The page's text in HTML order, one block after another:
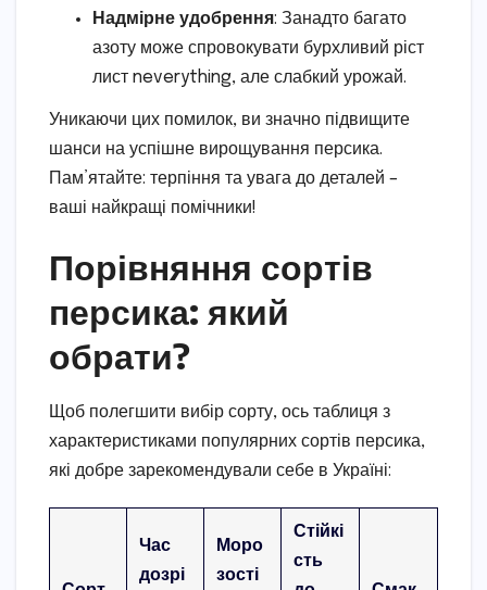
Надмірне удобрення: Занадто багато
азоту може спровокувати бурхливий ріст
лист neverything, але слабкий урожай.
Уникаючи цих помилок, ви значно підвищите
шанси на успішне вирощування персика.
Пам’ятайте: терпіння та увага до деталей –
ваші найкращі помічники!
Порівняння сортів
персика: який
обрати?
Щоб полегшити вибір сорту, ось таблиця з
характеристиками популярних сортів персика,
які добре зарекомендували себе в Україні:
Час
дозрі
Моро
зості
Стійкі
сть